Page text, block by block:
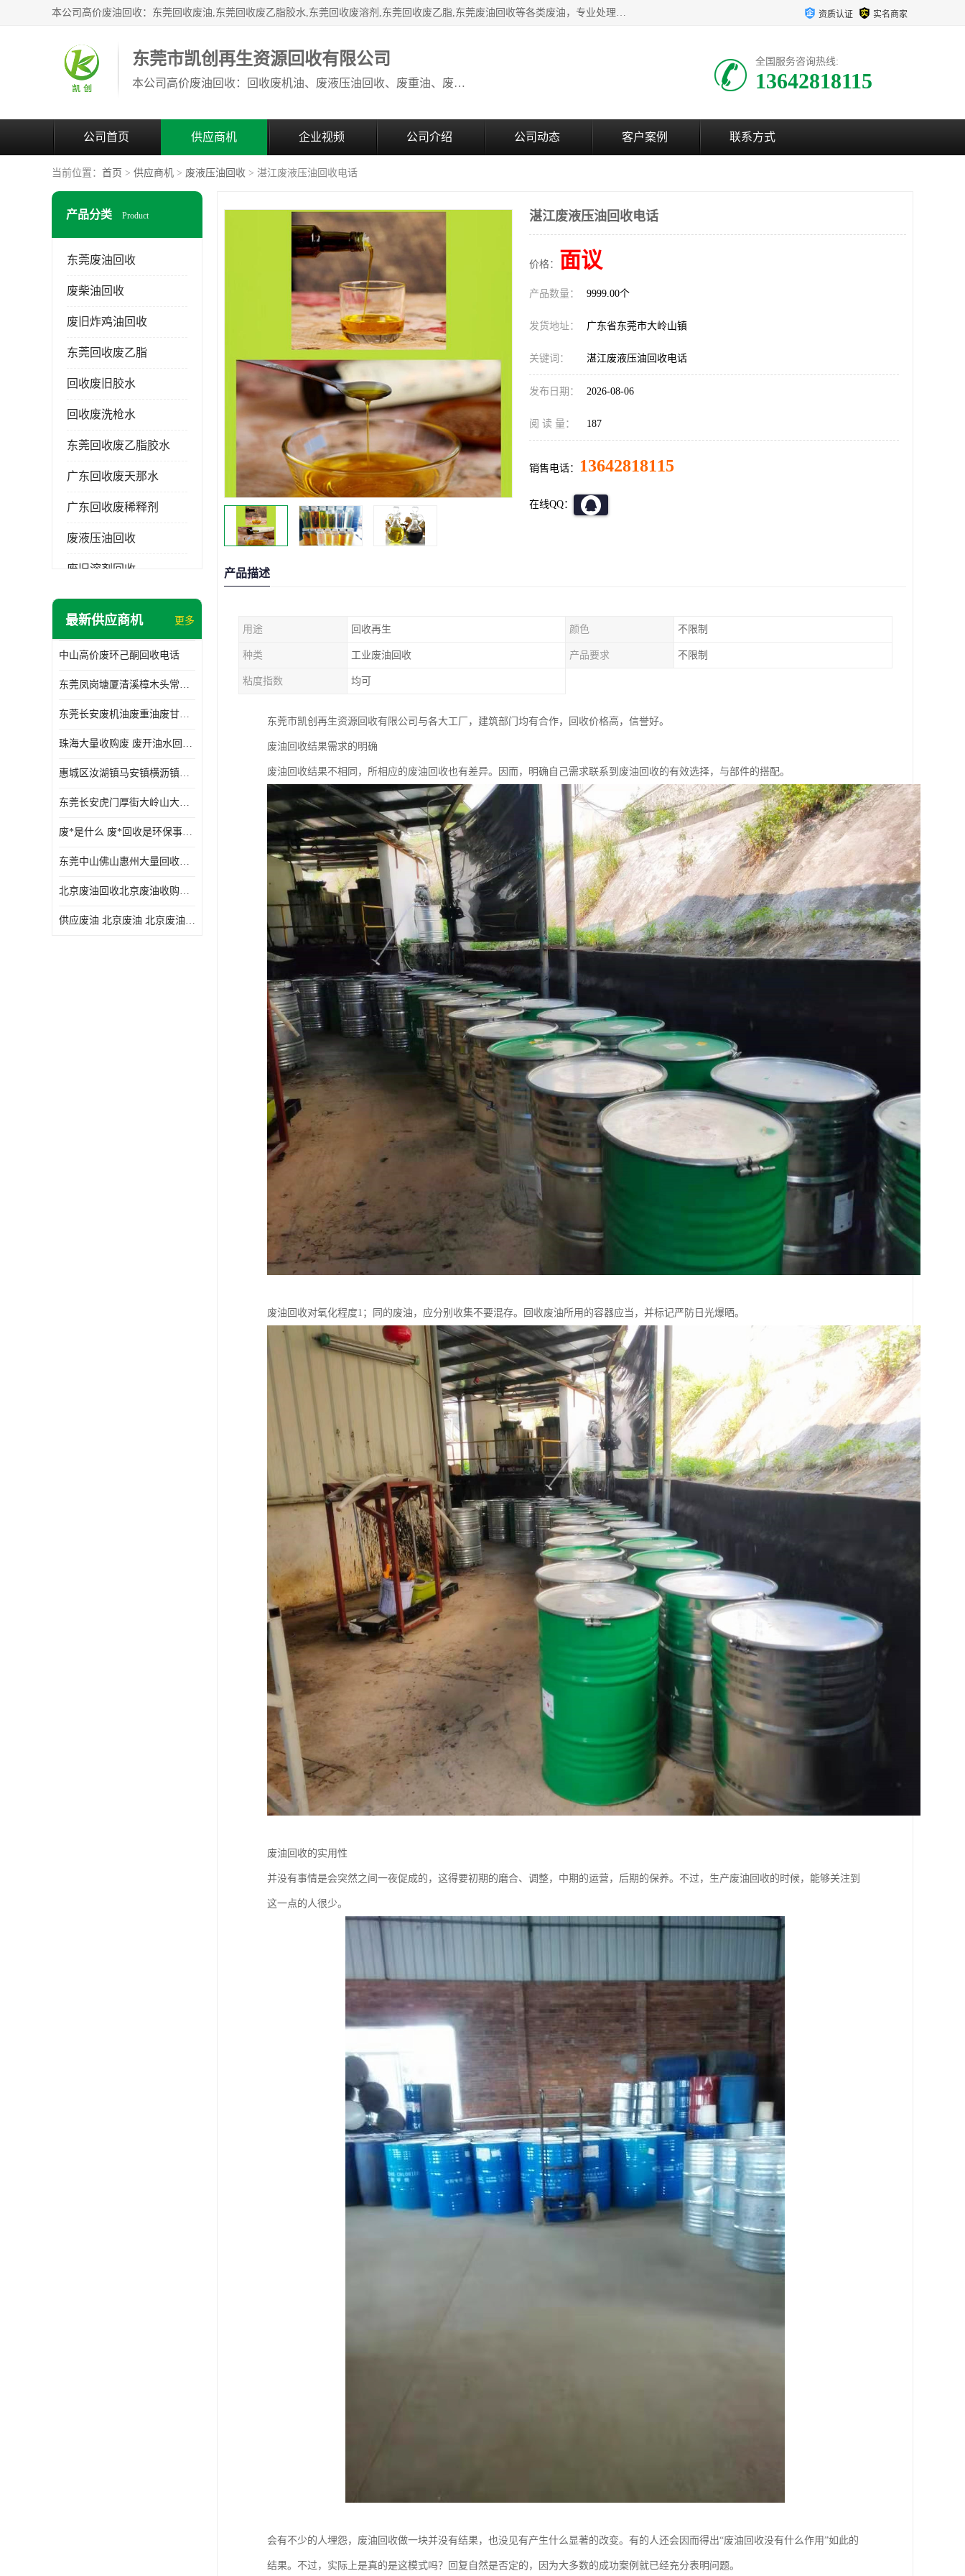
本公司高价废油回收：东莞回收废油,东莞回收废乙脂胶水,东莞回收废溶剂,东莞回收废乙脂,东莞废油回收等各类废油，专业处理从事化工产品研发与销售的综合型高科技服务性企业。我公司自成立以来，一直秉承“科技创新，立足诚信，感恩于心”的理念，力求设计与客户合作共赢的局面。在广大新老客户的大力支持下，我公司员工经过不懈努力，公司已快速发展成为国内知名化工企业。 资质认证 实名商家
东莞市凯创再生资源回收有限公司
本公司高价废油回收：回收废机油、废液压油回收、废重油、废食用油回收、废导热油、废、废油漆、废UV光油、废清、废白矿油、废变压器油
全国服务咨询热线:
13642818115
公司首页 供应商机 企业视频 公司介绍 公司动态 客户案例 联系方式
当前位置： 首页 > 供应商机 > 废液压油回收 > 湛江废液压油回收电话
产品分类 Product
东莞废油回收
废柴油回收
废旧炸鸡油回收
东莞回收废乙脂
回收废旧胶水
回收废洗枪水
东莞回收废乙脂胶水
广东回收废天那水
广东回收废稀释剂
废液压油回收
废旧溶剂回收
东莞回收废溶剂
废三氯乙烯回收
废混合溶剂回收
最新供应商机 更多
中山高价废环己酮回收电话
东莞凤岗塘厦清溪樟木头常平废液压油 废火花机油 废 废切削油 废齿轮油 废导轨油 废螺杆油
东莞长安废机油废重油废甘油废矿物油废燃料油废废润滑油废火花机油废油废齿轮油
珠海大量收购废 废开油水回收废酒精废废乙酯胶水废洗枪水废开油水废二废三氯丁脂乙脂废甲
惠城区汝湖镇马安镇横沥镇芦洲镇 惠阳新圩镇镇镇沙田镇废机油废液压油废润滑油废废火花机油废白电油废废齿轮油废白矿油废变压器油废燃料油
东莞长安虎门厚街大岭山大量回收废开油水废洗枪水废稀释剂
废*是什么 废*回收是环保事业吗
东莞中山佛山惠州大量回收废机油，废液压油，废润滑油，废，废火花机油，废白电油，废，废齿轮油，废白矿油，废变压器油，废燃料油，废切削油
北京废油回收北京废油收购再生注意的事项
供应废油 北京废油 北京废油回收 废油收购
湛江废液压油回收电话
价格： 面议
产品数量： 9999.00个
发货地址： 广东省东莞市大岭山镇
关键词： 湛江废液压油回收电话
发布日期： 2026-08-06
阅 读 量： 187
销售电话： 13642818115
在线QQ：
产品描述
用途 回收再生 颜色 不限制
种类 工业废油回收 产品要求 不限制
粘度指数 均可
东莞市凯创再生资源回收有限公司与各大工厂，建筑部门均有合作，回收价格高，信誉好。
废油回收结果需求的明确
废油回收结果不相同，所相应的废油回收也有差异。因而，明确自己需求联系到废油回收的有效选择，与部件的搭配。
废油回收对氧化程度1；同的废油，应分别收集不要混存。回收废油所用的容器应当，并标记严防日光爆晒。
废油回收的实用性
并没有事情是会突然之间一夜促成的，这得要初期的磨合、调整，中期的运营，后期的保养。不过，生产废油回收的时候，能够关注到
这一点的人很少。
会有不少的人埋怨，废油回收做一块并没有结果，也没见有产生什么显著的改变。有的人还会因而得出“废油回收没有什么作用”如此的
结果。不过，实际上是真的是这模式吗？回复自然是否定的，因为大多数的成功案例就已经充分表明问题。